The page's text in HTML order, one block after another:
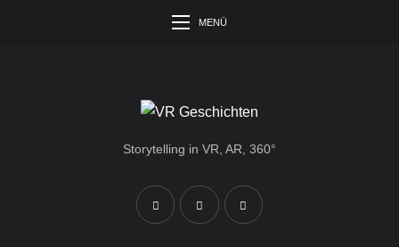
MENÜ
Storytelling in VR, AR, 360°